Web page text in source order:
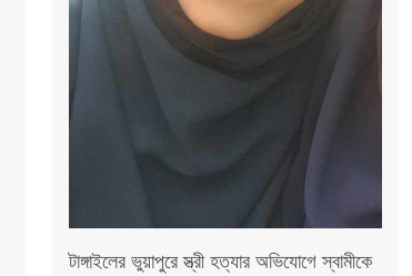
টাঙ্গাইলের ভুয়াপুরে স্ত্রী হত্যার অভিযোগে স্বামীকে